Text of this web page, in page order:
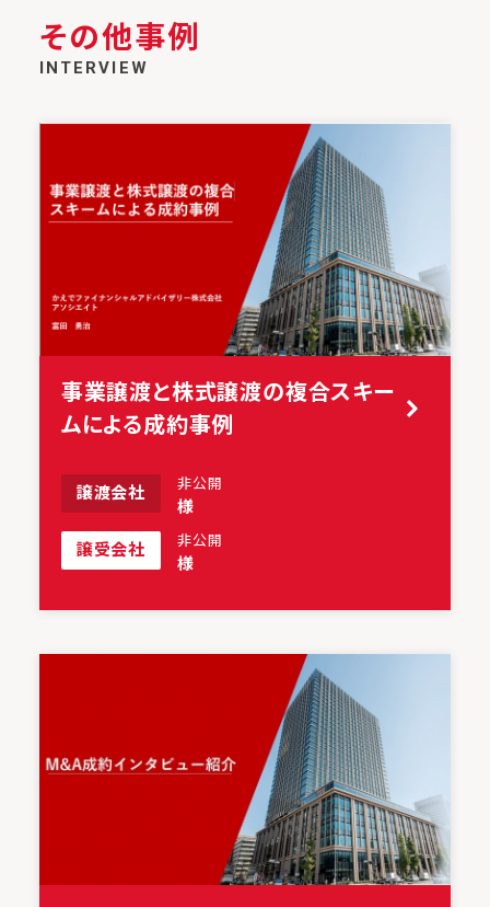
その他事例
INTERVIEW
事業譲渡と株式譲渡の複合スキー
ムによる成約事例
譲渡会社 非公開
様
譲受会社 非公開
様